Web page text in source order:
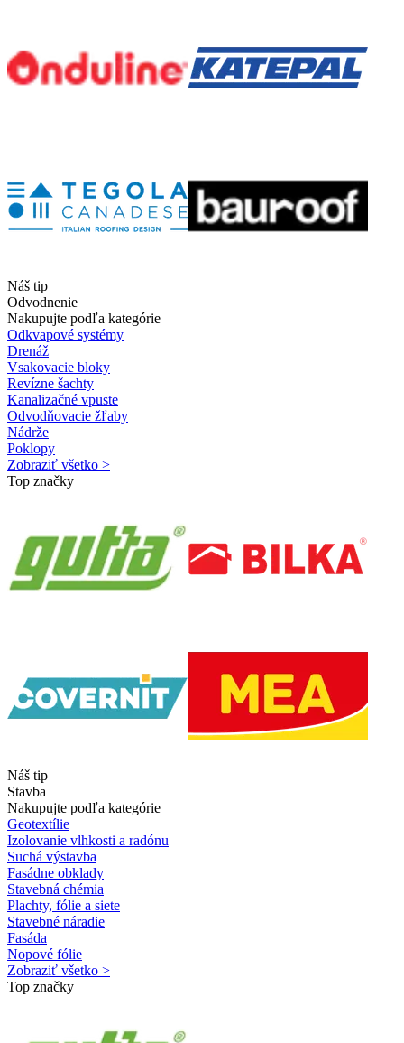
Náš tip
Odvodnenie
Nakupujte podľa kategórie
Odkvapové systémy
Drenáž
Vsakovacie bloky
Revízne šachty
Kanalizačné vpuste
Odvodňovacie žľaby
Nádrže
Poklopy
Zobraziť všetko >
Top značky
Náš tip
Stavba
Nakupujte podľa kategórie
Geotextílie
Izolovanie vlhkosti a radónu
Suchá výstavba
Fasádne obklady
Stavebná chémia
Plachty, fólie a siete
Stavebné náradie
Fasáda
Nopové fólie
Zobraziť všetko >
Top značky